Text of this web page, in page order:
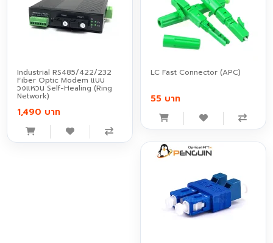
Industrial RS485/422/232
Fiber Optic Modem แบบ
วงแหวน Self-Healing (Ring
Network)
1,490 บาท
LC Fast Connector (APC)
55 บาท